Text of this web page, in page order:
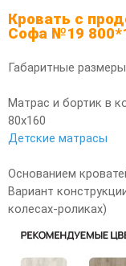
Кровать с
Софа №19
Габаритные
Матрас и бортик в
80х160
Детские матрасы
Основанием
Вариант
колесах-роликах)